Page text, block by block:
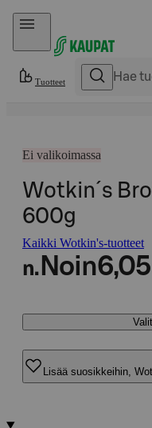
Hyppää sisältöön
Tuotteet
Ei valikoimassa
Wotkin´s
600g
Kaikki Wotkin's-tuotteet
n. Noin